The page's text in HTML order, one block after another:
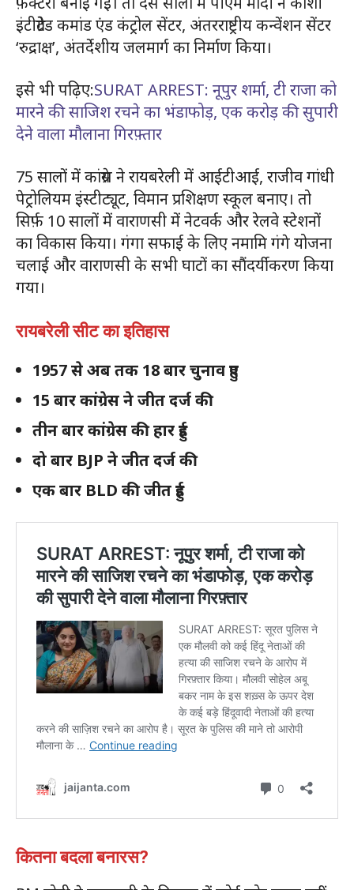
इंटीग्रेटेड कमांड एंड कंट्रोल सेंटर, अंतरराष्ट्रीय कन्वेंशन सेंटर
‘रुद्राक्ष’, अंतर्देशीय जलमार्ग का निर्माण किया।
इसे भी पढ़िए:SURAT ARREST: नूपुर शर्मा, टी राजा को
मारने की साजिश रचने का भंडाफोड़, एक करोड़ की सुपारी
देने वाला मौलाना गिरफ़्तार
75 सालों में कांग्रेस ने रायबरेली में आईटीआई, राजीव गांधी
पेट्रोलियम इंस्टीट्यूट, विमान प्रशिक्षण स्कूल बनाए। तो
सिर्फ़ 10 सालों में वाराणसी में नेटवर्क और रेलवे स्टेशनों
का विकास किया। गंगा सफाई के लिए नमामि गंगे योजना
चलाई और वाराणसी के सभी घाटों का सौंदर्यीकरण किया
गया।
रायबरेली सीट का इतिहास
1957 से अब तक 18 बार चुनाव हुए
15 बार कांग्रेस ने जीत दर्ज की
तीन बार कांग्रेस की हार हुई
दो बार BJP ने जीत दर्ज की
एक बार BLD की जीत हुई
कितना बदला बनारस?